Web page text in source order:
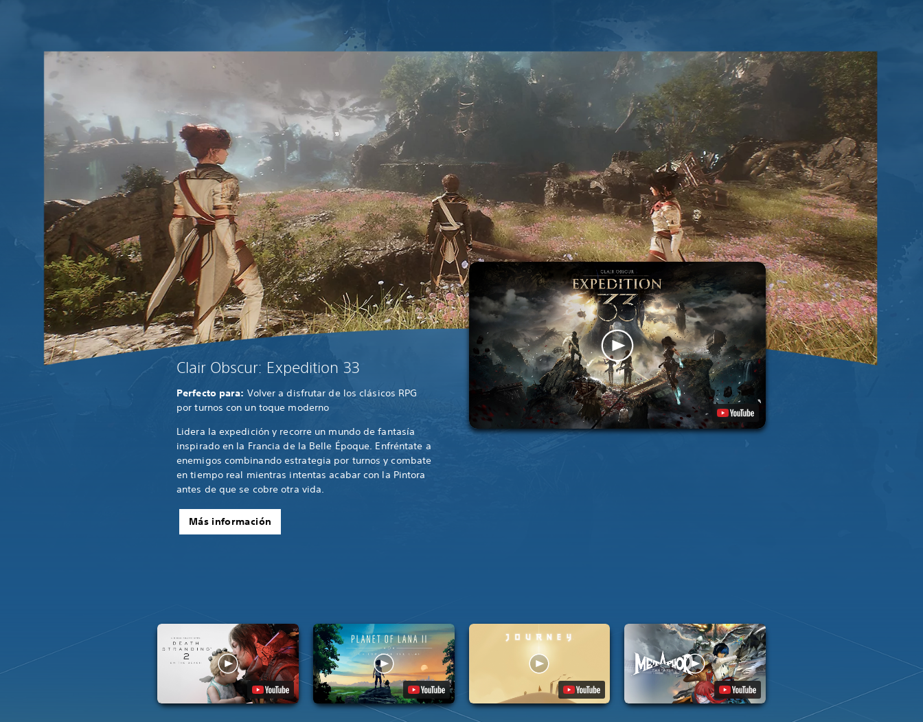
Clair Obscur: Expedition 33
Perfecto para: Volver a disfrutar de los clásicos RPG
por turnos con un toque moderno
Lidera la expedición y recorre un mundo de fantasía
inspirado en la Francia de la Belle Époque. Enfréntate a
enemigos combinando estrategia por turnos y combate
en tiempo real mientras intentas acabar con la Pintora
antes de que se cobre otra vida.
Más información